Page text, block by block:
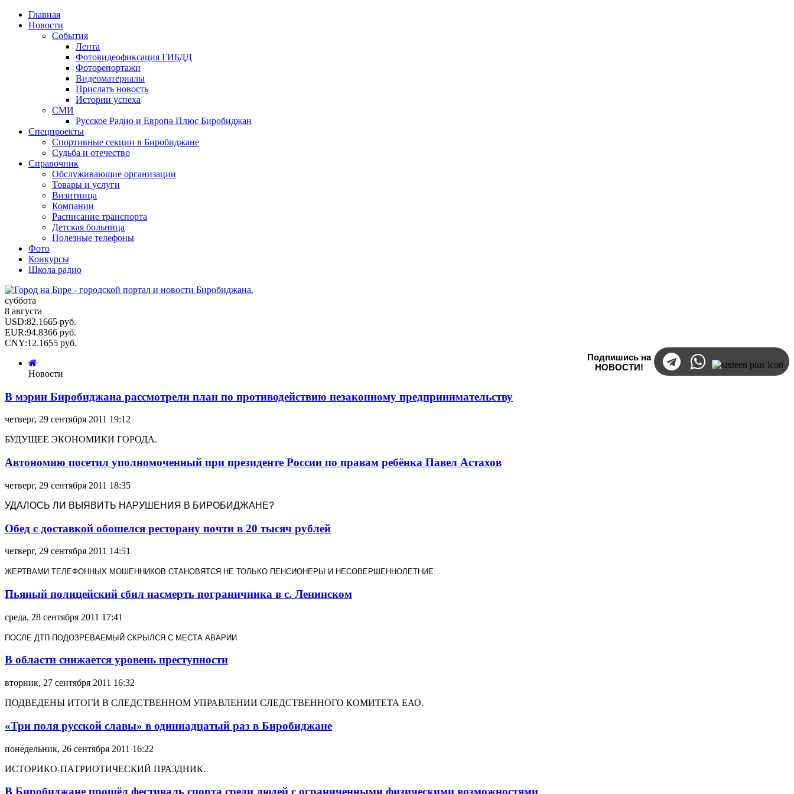
Главная
Новости
События
Лента
Фотовидеофиксация ГИБДД
Фоторепортажи
Видеоматериалы
Прислать новость
Истории успеха
СМИ
Русское Радио и Европа Плюс Биробиджан
Спецпроекты
Спортивные секции в Биробиджане
Судьба и отечество
Справочник
Обслуживающие организации
Товары и услуги
Визитница
Компании
Расписание транспорта
Детская больница
Полезные телефоны
Фото
Конкурсы
Школа радио
суббота
8 августа
USD:82.1665 руб.
EUR:94.8366 руб.
CNY:12.1655 руб.
Подпишись на
НОВОСТИ!
Новости
В мэрии Биробиджана рассмотрели план по противодействию незаконному предпринимательству
четверг, 29 сентября 2011 19:12
БУДУЩЕЕ ЭКОНОМИКИ ГОРОДА.
Автономию посетил уполномоченный при президенте России по правам ребёнка Павел Астахов
четверг, 29 сентября 2011 18:35
УДАЛОСЬ ЛИ ВЫЯВИТЬ НАРУШЕНИЯ В БИРОБИДЖАНЕ?
Обед с доставкой обошелся ресторану почти в 20 тысяч рублей
четверг, 29 сентября 2011 14:51
ЖЕРТВАМИ ТЕЛЕФОННЫХ МОШЕННИКОВ СТАНОВЯТСЯ НЕ ТОЛЬКО ПЕНСИОНЕРЫ И НЕСОВЕРШЕННОЛЕТНИЕ...
Пьяный полицейский сбил насмерть пограничника в с. Ленинском
среда, 28 сентября 2011 17:41
ПОСЛЕ ДТП ПОДОЗРЕВАЕМЫЙ СКРЫЛСЯ С МЕСТА АВАРИИ
В области снижается уровень преступности
вторник, 27 сентября 2011 16:32
ПОДВЕДЕНЫ ИТОГИ В СЛЕДСТВЕННОМ УПРАВЛЕНИИ СЛЕДСТВЕННОГО КОМИТЕТА ЕАО.
«Три поля русской славы» в одиннадцатый раз в Биробиджане
понедельник, 26 сентября 2011 16:22
ИСТОРИКО-ПАТРИОТИЧЕСКИЙ ПРАЗДНИК.